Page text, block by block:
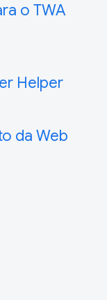
o TWA
Helper
da Web